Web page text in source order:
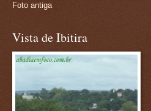
Foto antiga
Vista de Ibitira